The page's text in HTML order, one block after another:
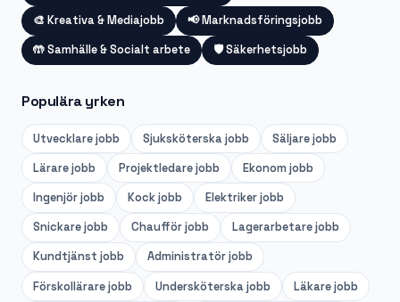
🎨 Kreativa & Mediajobb 📢Marknadsföringsjobb
🤲Samhälle & Socialt arbete 🛡️Säkerhetsjobb
Populära yrken
Utvecklarejobb Sjuksköterskajobb Säljarejobb
Lärarejobb Projektledarejobb Ekonom jobb
Ingenjörjobb Kockjobb Elektrikerjobb
Snickarejobb Chaufförjobb Lagerarbetarejobb
Kundtjänst jobb Administratörjobb
Förskollärarejobb Undersköterskajobb Läkarejobb